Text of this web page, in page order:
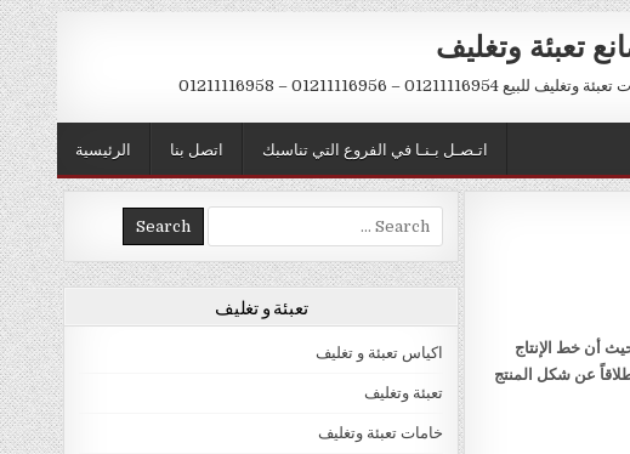
تعبئة وتغليف
للبيع 01211116954 – 01211116956 – 01211116958
الرئيسية اتصل بنا اتـصـل بـنـا في الفروع التي تناسبك
أن خط الإنتاج
عن شكل المنتج
Search
for:
تعبئة و تغليف
اكياس تعبئة و تغليف
تعبئة وتغليف
خامات تعبئة وتغليف